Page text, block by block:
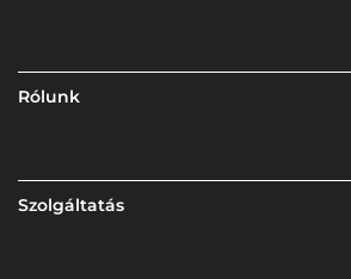
Rólunk
Szolgáltatás